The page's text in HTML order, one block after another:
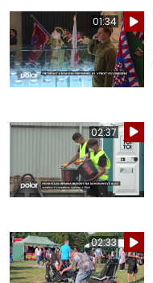
01:34
02:37
02:33